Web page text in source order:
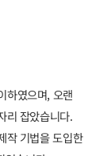
하였으며, 오랜
리 잡았습니다.
작 기법을 도입한